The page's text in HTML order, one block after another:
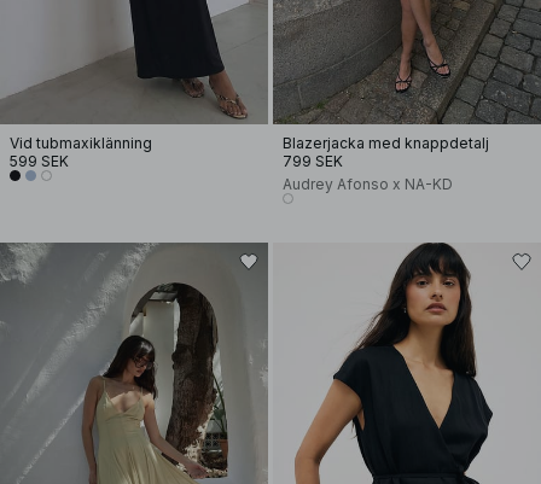
Vid tubmaxiklänning
599 SEK
Blazerjacka med knappdetalj
799 SEK
Audrey Afonso x NA-KD